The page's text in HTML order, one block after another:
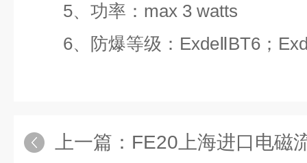
5、功率：max 3 watts
6、防爆等级：ExdeⅡBT6；
上一篇： FE20上海进口电磁